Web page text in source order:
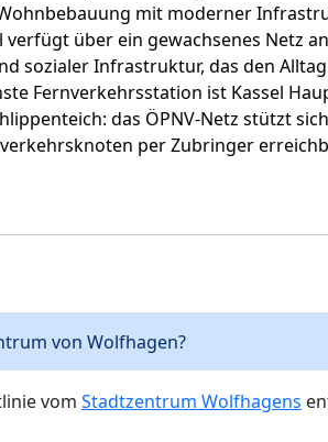
mit moderner
über ein gewachsenes Netz an
sozialer Infrastruktur, das den
Fernverkehrsstation ist Kassel
das ÖPNV-Netz stützt
per Zubringer
von Wolfhagen?
vom Stadtzentrum Wolfhagens